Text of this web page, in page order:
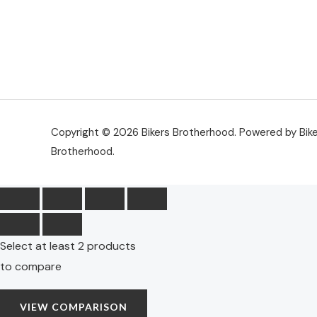
Copyright © 2026 Bikers Brotherhood. Powered by
Brotherhood.
Select at least 2 products
to compare
VIEW COMPARISON